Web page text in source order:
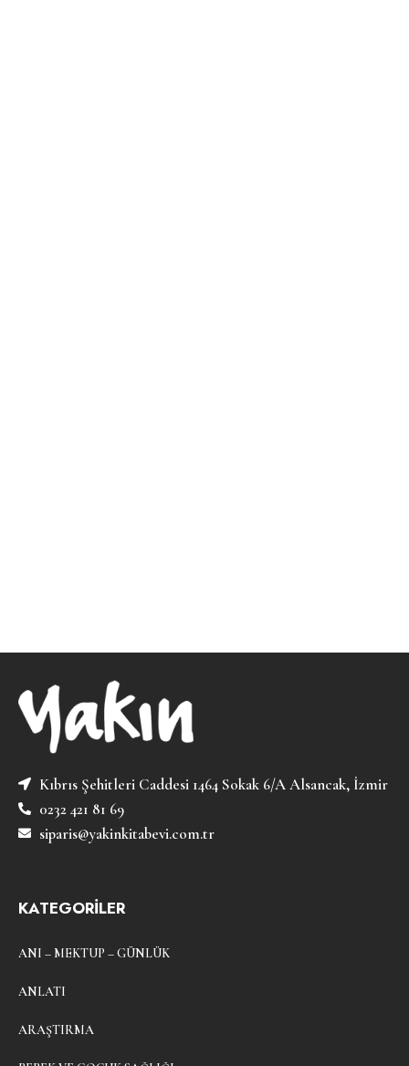
Kıbrıs Şehitleri Caddesi 1464 Sokak 6/A Alsancak, İzmir
0232 421 81 69
siparis@yakinkitabevi.com.tr
KATEGORİLER
ANI – MEKTUP – GÜNLÜK
ANLATI
ARAŞTIRMA